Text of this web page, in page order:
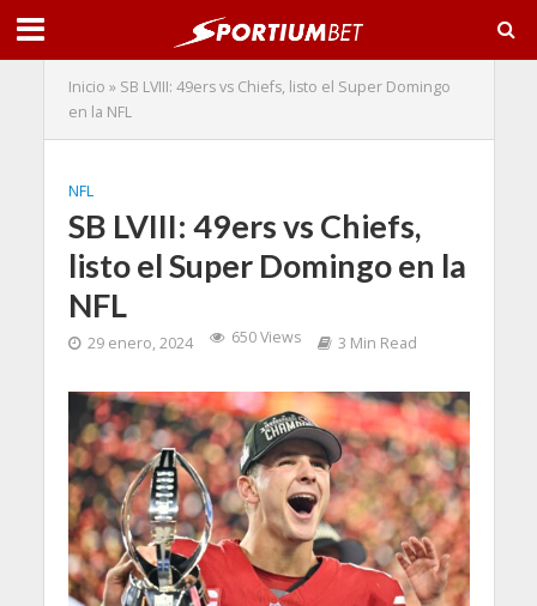
Inicio » SB LVIII: 49ers vs Chiefs, listo el Super Domingo
en la NFL
NFL
SB LVIII: 49ers vs Chiefs,
listo el Super Domingo en la
NFL
29 enero, 2024 650 Views 3 Min Read